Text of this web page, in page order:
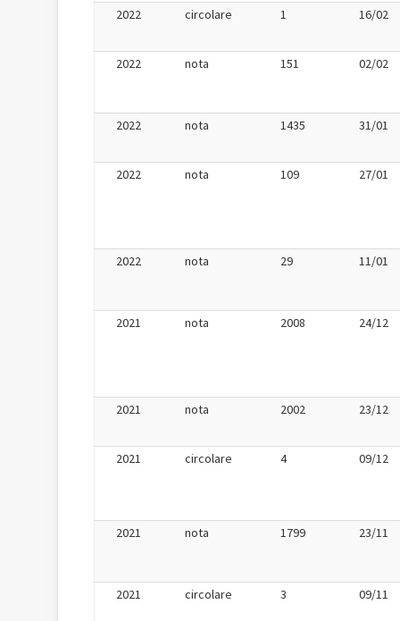
2022 circolare 1 16/02
2022 nota 151 02/02
2022 nota 1435 31/01
2022 nota 109 27/01
2022 nota 29 11/01
2021 nota 2008 24/12
2021 nota 2002 23/12
2021 circolare 4 09/12
2021 nota 1799 23/11
2021 circolare 3 09/11